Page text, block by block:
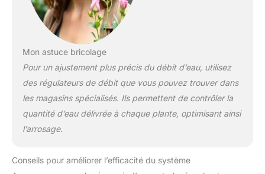
Mon astuce bricolage
Pour un ajustement plus précis du débit d’eau, utilisez
des régulateurs de débit que vous pouvez trouver dans
les magasins spécialisés. Ils permettent de contrôler la
quantité d’eau délivrée à chaque plante, optimisant ainsi
l’arrosage.
Conseils pour améliorer l’efficacité du système